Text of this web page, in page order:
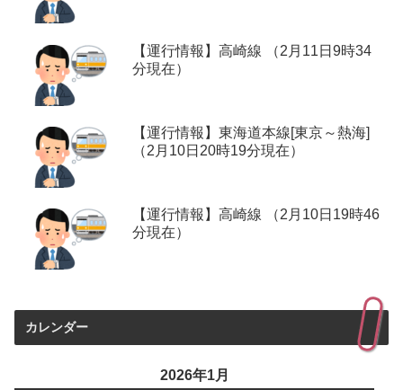
【運行情報】高崎線 （2月11日9時34
分現在）
【運行情報】東海道本線[東京～熱海]
（2月10日20時19分現在）
【運行情報】高崎線 （2月10日19時46
分現在）
カレンダー
2026年1月